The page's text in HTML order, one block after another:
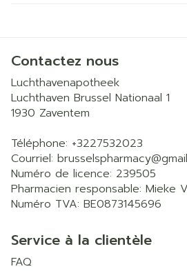
Contactez nous
Luchthavenapotheek
Luchthaven Brussel Nationaal 1
1930 Zaventem
Téléphone: +3227532023
Courriel: brusselspharmacy@
Numéro de licence: 239505
Pharmacien responsable: Mieke
Numéro TVA: BE0873145696
Service à la clientèle
FAQ